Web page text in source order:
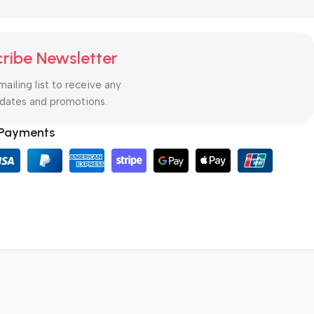
Newsletter
list to receive any
and promotions.